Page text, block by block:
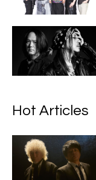
Hot Articles